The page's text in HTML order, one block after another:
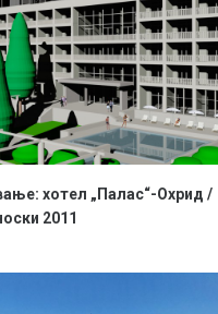
хотел „Палас“-Охрид /
2011